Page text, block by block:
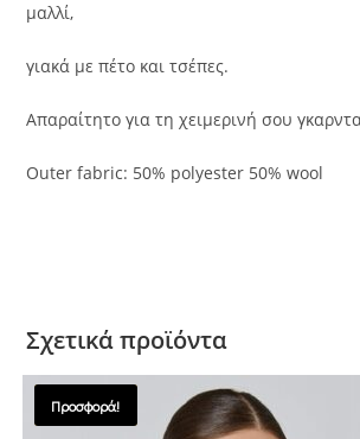
μαλλί,
γιακά με πέτο και τσέπες.
Απαραίτητο για τη χειμερινή σου
Outer fabric: 50% polyester 50% wool
Σχετικά προϊόντα
SALES !
Προσφορά!